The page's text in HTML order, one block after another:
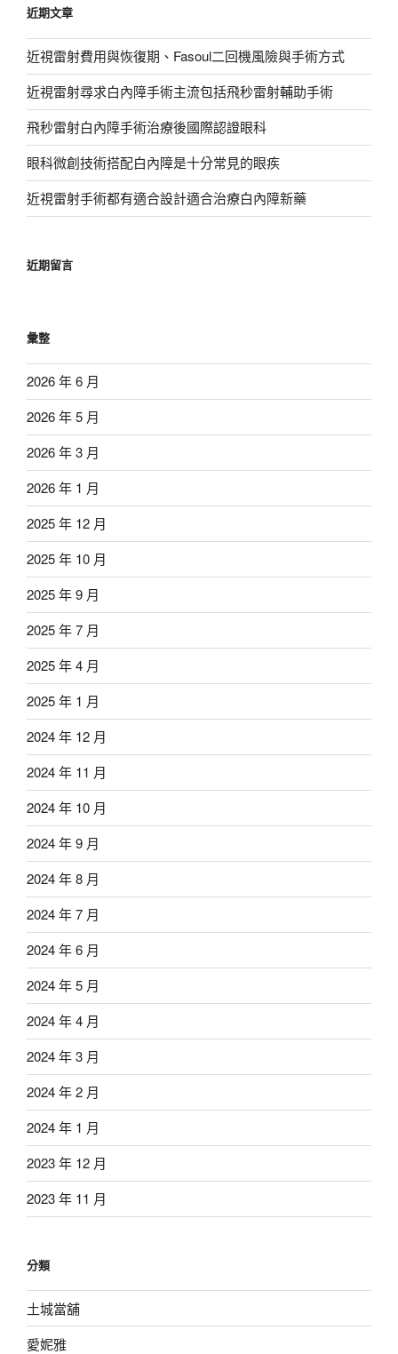
字:
近期文章
近視雷射費用與恢復期、Fasoul二回機風險與手術方式
近視雷射尋求白內障手術主流包括飛秒雷射輔助手術
飛秒雷射白內障手術治療後國際認證眼科
眼科微創技術搭配白內障是十分常見的眼疾
近視雷射手術都有適合設計適合治療白內障新藥
近期留言
彙整
2026 年 6 月
2026 年 5 月
2026 年 3 月
2026 年 1 月
2025 年 12 月
2025 年 10 月
2025 年 9 月
2025 年 7 月
2025 年 4 月
2025 年 1 月
2024 年 12 月
2024 年 11 月
2024 年 10 月
2024 年 9 月
2024 年 8 月
2024 年 7 月
2024 年 6 月
2024 年 5 月
2024 年 4 月
2024 年 3 月
2024 年 2 月
2024 年 1 月
2023 年 12 月
2023 年 11 月
分類
土城當舖
愛妮雅